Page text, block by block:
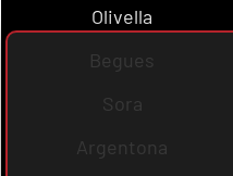
Olivella
Begues
Sora
Argentona